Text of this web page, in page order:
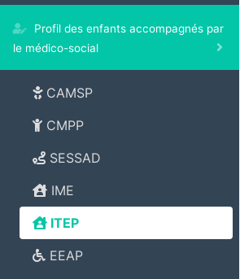
Profil des enfants accompagnés par
le médico-social
CAMSP
CMPP
SESSAD
IME
ITEP
EEAP